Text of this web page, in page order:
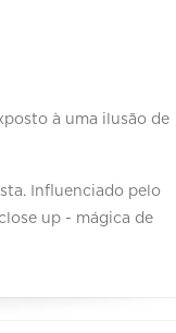
à uma ilusão de
Influenciado pelo
up - mágica de